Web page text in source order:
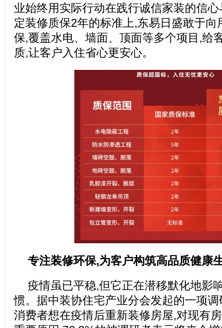
业始终用实际行动在践行诚信家装的信
定装修质保2年的标准上,东易日盛敢于
保,覆盖水电、墙面、顶面等多个项目,给
质,让客户入住省心更安心。
专注装修环保,为客户构筑高品质健康
疫情虽已平稳,但它正在潜移默化地影
惯。据中装协住宅产业分会发起的一项
消费者想在疫情后重新装修房屋,对现有